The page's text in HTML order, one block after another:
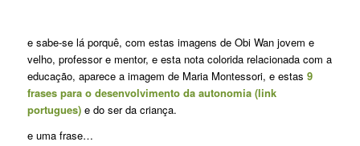
e sabe-se lá porquê, com estas imagens de Obi Wan jovem e
velho, professor e mentor, e esta nota colorida relacionada com a
educação, aparece a imagem de Maria Montessori, e estas 9
frases para o desenvolvimento da autonomia (link
portugues)e do ser da criança.
e uma frase…